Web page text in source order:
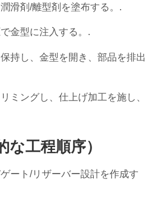
滑剤/離型剤を塗布する。.
金型に注入する。.
持し、金型を開き、部品を排出
ミングし、仕上げ加工を施し、
工程順序）
ート/リザーバー設計を作成す